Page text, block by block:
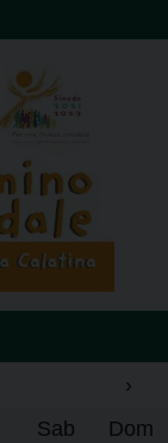
›
Sab Dom